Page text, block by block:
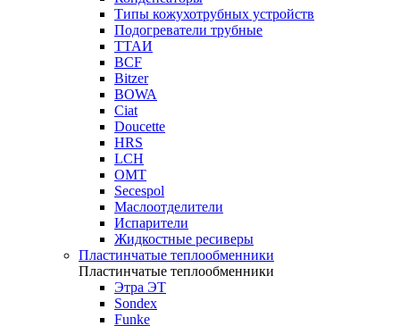
Типы кожухотрубных устройств
Подогреватели трубные
ТТАИ
BCF
Bitzer
BOWA
Ciat
Doucette
HRS
LCH
OMT
Secespol
Маслоотделители
Испарители
Жидкостные ресиверы
Пластинчатые теплообменники
Пластинчатые теплообменники
Этра ЭТ
Sondex
Funke